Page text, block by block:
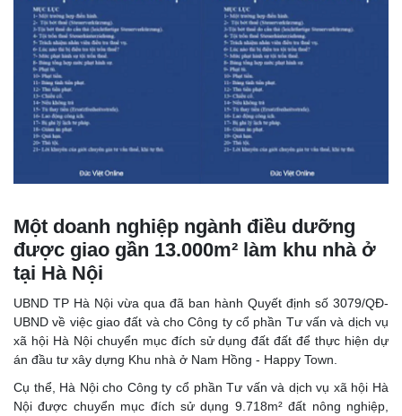
Một doanh nghiệp ngành điều dưỡng
được giao gần 13.000m² làm khu nhà ở
tại Hà Nội
UBND TP Hà Nội vừa qua đã ban hành Quyết định số 3079/QĐ-
UBND về việc giao đất và cho Công ty cổ phần Tư vấn và dịch vụ
xã hội Hà Nội chuyển mục đích sử dụng đất đất để thực hiện dự
án đầu tư xây dựng Khu nhà ở Nam Hồng - Happy Town.
Cụ thể, Hà Nội cho Công ty cổ phần Tư vấn và dịch vụ xã hội Hà
Nội được chuyển mục đích sử dụng 9.718m² đất nông nghiệp,